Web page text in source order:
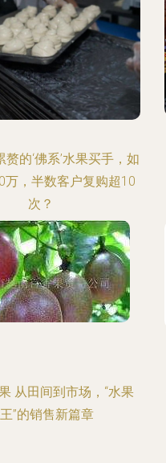
的‘佛系’水果买手，如
万，半数客户复购超10
次？
从田间到市场，“水果
”的销售新篇章